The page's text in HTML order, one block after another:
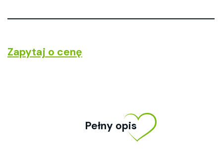
Zapytaj o cenę
Pełny opis